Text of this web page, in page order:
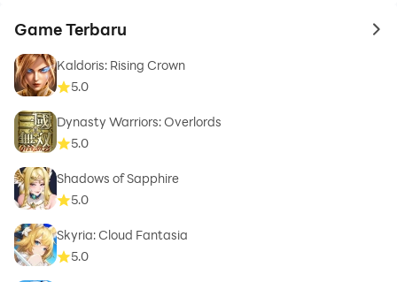
Game Terbaru to
Kaldoris: Rising Crown
5.0
Dynasty Warriors: Overlords
5.0
Shadows of Sapphire
5.0
Skyria: Cloud Fantasia
5.0